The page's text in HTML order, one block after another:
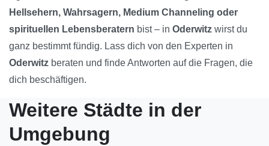
Hellsehern, Wahrsagern, Medium Channeling oder
spirituellen Lebensberatern bist – in Oderwitz wirst du
ganz bestimmt fündig. Lass dich von den Experten in
Oderwitz beraten und finde Antworten auf die Fragen, die
dich beschäftigen.
Weitere Städte in der
Umgebung